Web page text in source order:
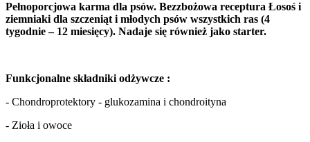
Pełnoporcjowa karma dla psów. Bezzbożowa receptura Łosoś i
ziemniaki dla szczeniąt i młodych psów wszystkich ras (4
tygodnie – 12 miesięcy). Nadaje się również jako starter.
Funkcjonalne składniki odżywcze :
- Chondroprotektory - glukozamina i chondroityna
- Zioła i owoce